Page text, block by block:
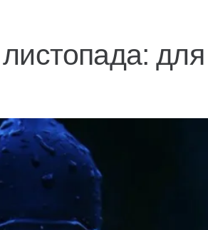
листопада: для